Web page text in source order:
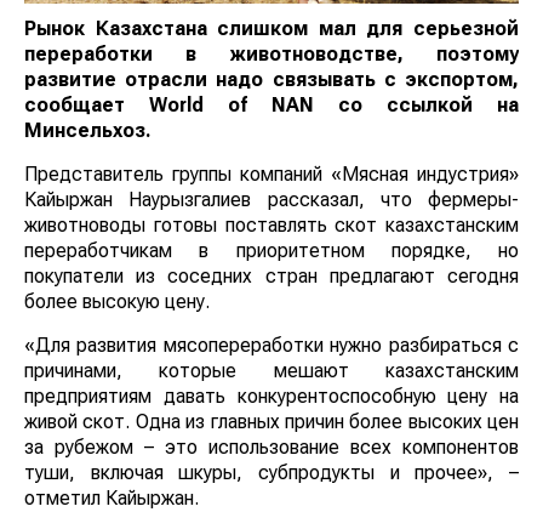
Рынок Казахстана слишком мал для серьезной
переработки в животноводстве, поэтому
развитие отрасли надо связывать с экспортом,
сообщает World of NAN
со ссылкой на
Минсельхоз.
Представитель группы компаний «Мясная индустрия»
Кайыржан Наурызгалиев рассказал, что фермеры-
животноводы готовы поставлять скот казахстанским
переработчикам в приоритетном порядке, но
покупатели из соседних стран предлагают сегодня
более высокую цену.
«Для развития мясопереработки нужно разбираться с
причинами, которые мешают казахстанским
предприятиям давать конкурентоспособную цену на
живой скот. Одна из главных причин более высоких цен
за рубежом – это использование всех компонентов
туши, включая шкуры, субпродукты и прочее», –
отметил Кайыржан.